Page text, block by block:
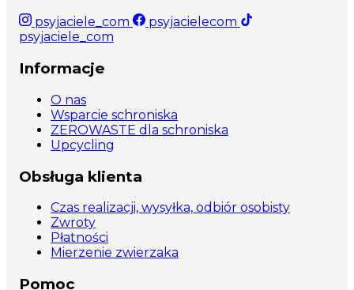
psyjaciele_com
psyjacielecom
psyjaciele_com
Informacje
O nas
Wsparcie schroniska
ZEROWASTE dla schroniska
Upcycling
Obsługa klienta
Czas realizacji, wysyłka, odbiór osobisty
Zwroty
Płatności
Mierzenie zwierzaka
Pomoc